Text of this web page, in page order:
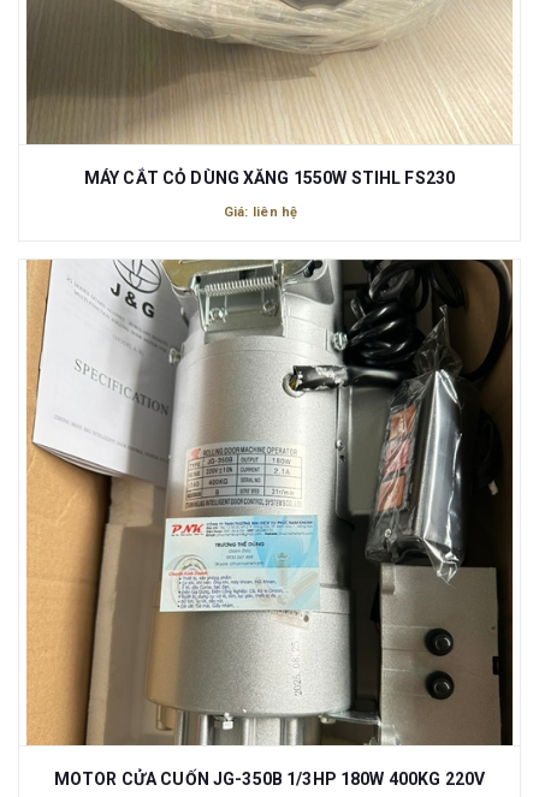
MÁY CẮT CỎ DÙNG XĂNG 1550W STIHL FS230
Giá: liên hệ
MOTOR CỬA CUỐN JG-350B 1/3HP 180W 400KG 220V